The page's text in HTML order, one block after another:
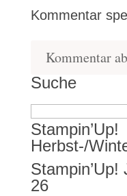
Kommentar
Suche
Suchen
nach:
Stampin’Up!
Herbst-/
26